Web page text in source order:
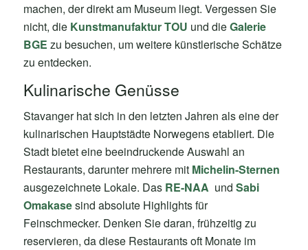
machen, der direkt am Museum liegt. Vergessen Sie
nicht, die Kunstmanufaktur TOU und dieGalerie
BGE zu besuchen, um weitere künstlerische Schätze
zu entdecken.
Kulinarische Genüsse
Stavanger hat sich in den letzten Jahren als eine der
kulinarischen Hauptstädte Norwegens etabliert. Die
Stadt bietet eine beeindruckende Auswahl an
Restaurants, darunter mehrere mit Michelin-Sternen
ausgezeichnete Lokale. Das RE-NAA und Sabi
Omakasesind absolute Highlights für
Feinschmecker. Denken Sie daran, frühzeitig zu
reservieren, da diese Restaurants oft Monate im